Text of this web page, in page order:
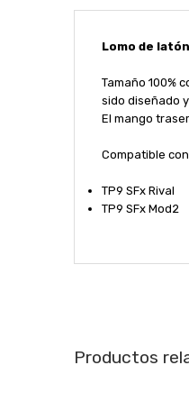
Lomo de
Tamaño 100%
sido diseñado
El mango
Compatible
TP9 SFx Rival
TP9 SFx Mod2
Productos